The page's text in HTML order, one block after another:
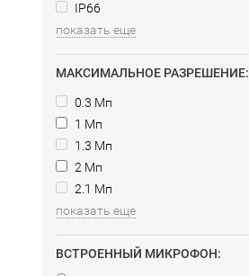
IP66
показать еще
МАКСИМАЛЬНОЕ РАЗРЕШЕНИЕ:
0.3 Мп
1 Мп
1.3 Мп
2 Мп
2.1 Мп
показать еще
ВСТРОЕННЫЙ МИКРОФОН: